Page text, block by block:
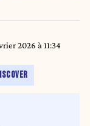
2026 à 11:34